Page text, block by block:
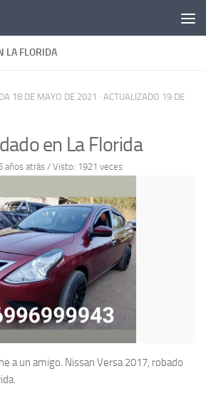
LA FLORIDA
18 DE MAYO DE 2021 · ACTUALIZADO 19 DE
en La Florida
años atrás / Visto: 1921 veces
a un amigo. Nissan Versa 2017, robado